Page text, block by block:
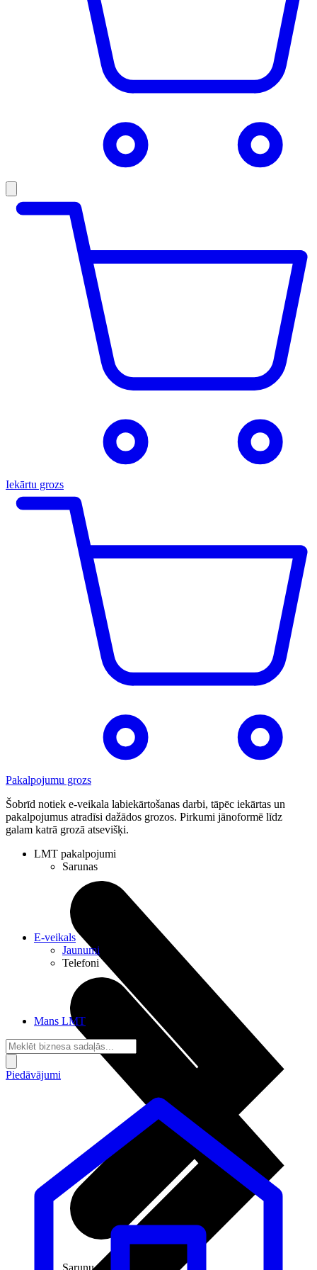
Iekārtu grozs
Pakalpojumu grozs
Šobrīd notiek e-veikala labiekārtošanas darbi, tāpēc iekārtas un
pakalpojumus atradīsi dažādos grozos. Pirkumi jānoformē līdz
galam katrā grozā atsevišķi.
LMT pakalpojumi
Sarunas
Sarunu pieslēgumi
E-veikals
Jaunumi
Telefoni
Mans LMT
Piedāvājumi